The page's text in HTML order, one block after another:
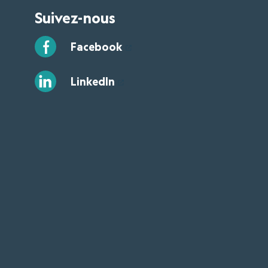
Suivez-nous
Facebook
LinkedIn